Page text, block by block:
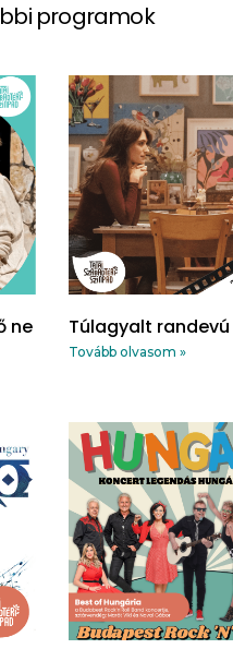
programok
ne
Túlagyalt randevú
Tovább olvasom »